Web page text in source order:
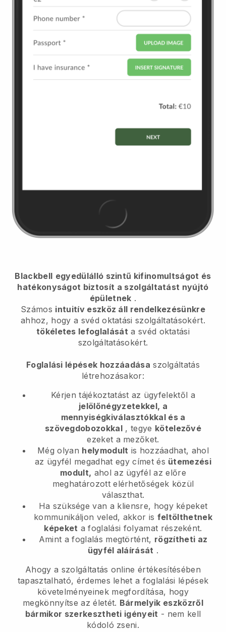
Blackbell egyedülálló szintű kifinomultságot és
hatékonyságot biztosít a szolgáltatást nyújtó
épületnek .
Számos intuitív eszköz áll rendelkezésünkre
ahhoz, hogy a svéd oktatási szolgáltatásokért.
tökéletes lefoglalását a svéd oktatási
szolgáltatásokért.
Foglalási lépések hozzáadása szolgáltatás
létrehozásakor:
Kérjen tájékoztatást az ügyfelektől a
jelölőnégyzetekkel, a
mennyiségkiválasztókkal és a
szövegdobozokkal , tegye kötelezővé
ezeket a mezőket.
Még olyan helymodult is hozzáadhat, ahol
az ügyfél megadhat egy címet és ütemezési
modult, ahol az ügyfél az előre
meghatározott elérhetőségek közül
választhat.
Ha szüksége van a kliensre, hogy képeket
kommunikáljon veled, akkor is feltölthetnek
képeket a foglalási folyamat részeként.
Amint a foglalás megtörtént, rögzítheti az
ügyfél aláírását .
Ahogy a szolgáltatás online értékesítésében
tapasztalható, érdemes lehet a foglalási lépések
követelményeinek megfordítása, hogy
megkönnyítse az életét. Bármelyik eszközről
bármikor szerkesztheti igényeit - nem kell
kódoló zseni.